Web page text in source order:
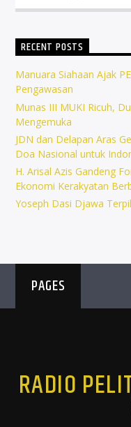
RECENT POSTS
Manuara Siahaan Ajak
Pengawasan
Munas III MUKI Ricuh,
Mengemuka
JDN dan Delapan Aras
Doa Nasional untuk
H. Arisal Azis Gandeng
Ekonomi Kerakyatan
Yoseph Dasi Djawa
PAGES
RADIO